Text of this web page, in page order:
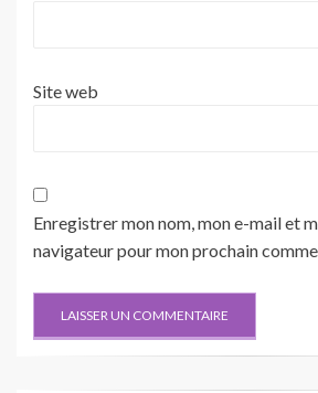
Site web
Enregistrer mon nom, mon e-mail et
navigateur pour mon prochain